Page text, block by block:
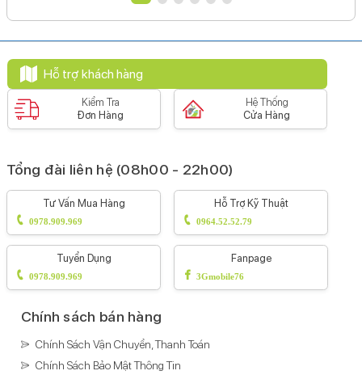
2815 mAh
Loại pin:
Li-Ion
Hỗ trợ sạc tối đa:
20 W
Công nghệ pin:
Sạc pin nhanh
Sạc không dây MagSafe
Sạc không dây
Tiện ích
Bảo mật nâng cao:
Mở khoá khuôn mặt Face ID
Tính năng đặc biệt:
Công nghệ hình ảnh Dolby Vision
Kháng nước, bụi:
Hỗ trợ khách hàng
Kiểm Tra
Đơn Hàng
Hệ Thống
Cửa Hàng
Tổng đài liên hệ (08h00 - 22h00)
Tư Vấn Mua Hàng
0978.909.969
Hỗ Trợ Kỹ Thuật
0964.52.52.79
Tuyển Dụng
0978.909.969
Fanpage
3Gmobile76
Chính sách bán hàng
Chính Sách Vận Chuyển, Thanh Toán
Chính Sách Bảo Mật Thông Tin